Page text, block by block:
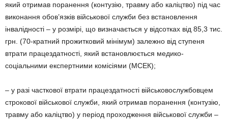
який отримав поранення (контузію, травму або каліцтво) під час
виконання обов’язків військової служби без встановлення
інвалідності – у розмірі, що визначається у відсотках від 85,3 тис.
грн. (70-кратний прожитковий мінімум) залежно від ступеня
втрати працездатності, який встановлюється медико-
соціальними експертними комісіями (МСЕК);
– у разі часткової втрати працездатності військовослужбовцем
строкової військової служби, який отримав поранення (контузію,
травму або каліцтво) у період проходження військової служби –